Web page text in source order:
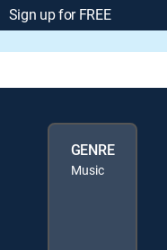
Sign up for FREE
GENRE
Music